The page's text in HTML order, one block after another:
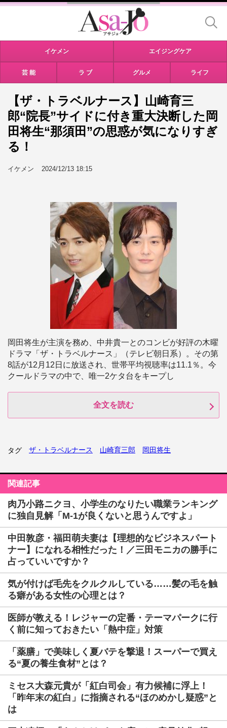
イケメン エイジングケア
芸 能 ラ ブ グルメ ライフ
【ザ・トラベルナース】山崎育三
郎“院長”サイドに付き重大決断した岡
田将生“那須田”の思惑が気になりすぎ
る！
イケメン 2024/12/13 18:15
岡田将生が主演を務め、中井貴一とのコンビが好評の木曜
ドラマ「ザ・トラベルナース」（テレビ朝日系）。その第
8話が12月12日に放送され、世帯平均視聴率は11.1％。今
クールドラマの中で、唯一2ケタ台をキープし
全文を読む
タグ ザ・トラベルナース 山崎育三郎 岡田将生
関連記事
肉乃小路ニクヨ、小学生のなりたい職業ランキング
に独自見解「M-1が良くないと思うんですよ」
中田敦彦・福田萌夫妻は【理想的なビジネスパート
ナー】になれる相性だった！／三田モニカの勝手に
占っていいですか？
気が付けば毛先をクルクルしている……髪の毛を触
る癖がある女性の心理とは？
医師が教える！レジャーの定番・テーマパークに行
く前に知っておきたい「熱中症」対策
「薬膳」で美味しく夏バテを撃退！スーパーで買え
る“夏の養生食材”とは？
ミセス大森元貴が「紅白司会」有力候補に浮上！
「昨年末の紅白」に指摘される“ほのめかし疑惑”と
は